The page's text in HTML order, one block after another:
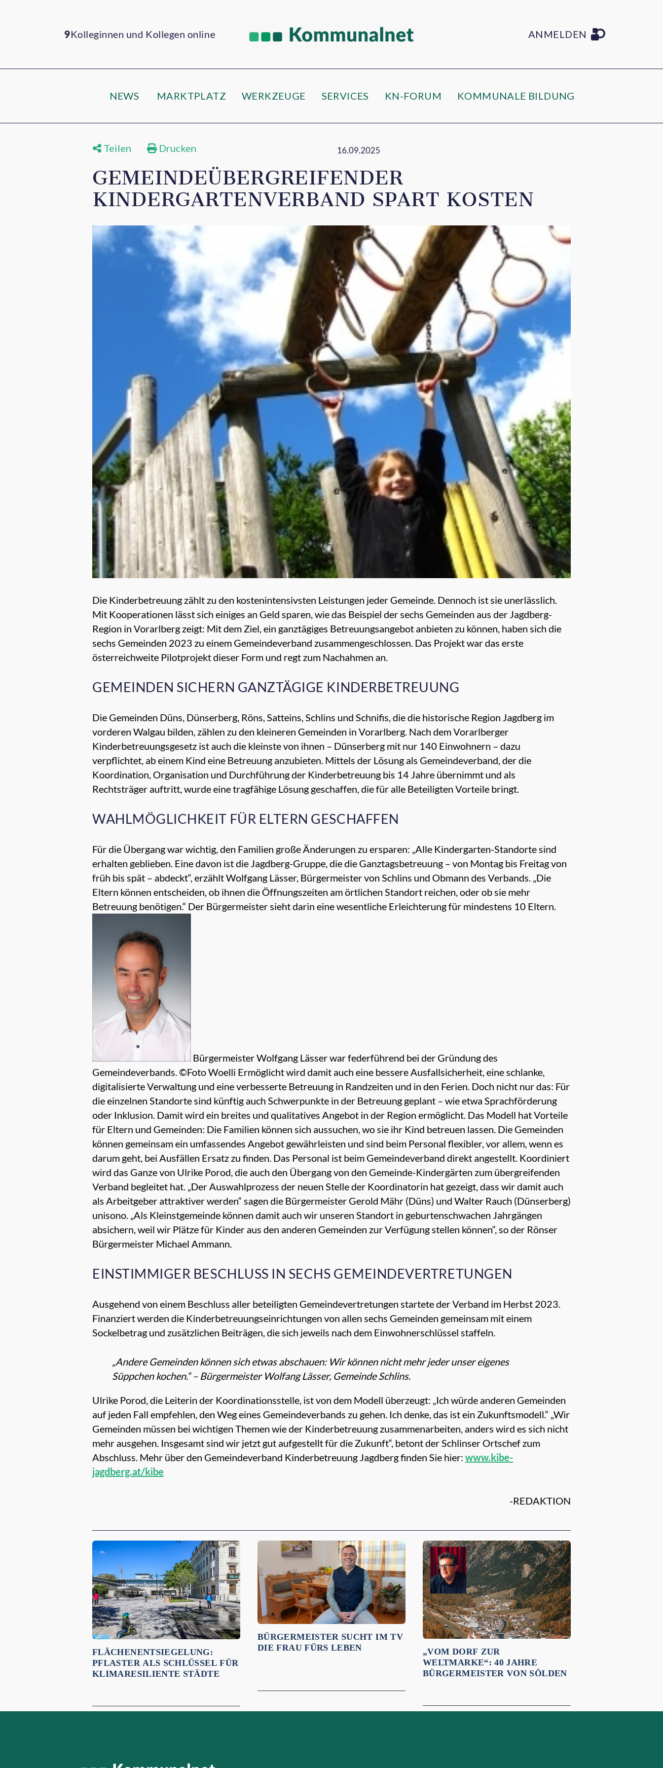
9Kolleginnen und Kollegen online ANMELDEN
NEWS MARKTPLATZ WERKZEUGE SERVICES KN-FORUM KOMMUNALE BILDUNG
Teilen Drucken 16.09.2025
GEMEINDEÜBERGREIFENDER
KINDERGARTENVERBAND SPART KOSTEN
Die Kinderbetreuung zählt zu den kostenintensivsten Leistungen jeder Gemeinde. Dennoch ist sie unerlässlich.
Mit Kooperationen lässt sich einiges an Geld sparen, wie das Beispiel der sechs Gemeinden aus der Jagdberg-
Region in Vorarlberg zeigt: Mit dem Ziel, ein ganztägiges Betreuungsangebot anbieten zu können, haben sich die
sechs Gemeinden 2023 zu einem Gemeindeverband zusammengeschlossen. Das Projekt war das erste
österreichweite Pilotprojekt dieser Form und regt zum Nachahmen an.
GEMEINDEN SICHERN GANZTÄGIGE KINDERBETREUUNG
Die Gemeinden Düns, Dünserberg, Röns, Satteins, Schlins und Schnifis, die die historische Region Jagdberg im
vorderen Walgau bilden, zählen zu den kleineren Gemeinden in Vorarlberg. Nach dem Vorarlberger
Kinderbetreuungsgesetz ist auch die kleinste von ihnen – Dünserberg mit nur 140 Einwohnern – dazu
verpflichtet, ab einem Kind eine Betreuung anzubieten. Mittels der Lösung als Gemeindeverband, der die
Koordination, Organisation und Durchführung der Kinderbetreuung bis 14 Jahre übernimmt und als
Rechtsträger auftritt, wurde eine tragfähige Lösung geschaffen, die für alle Beteiligten Vorteile bringt.
WAHLMÖGLICHKEIT FÜR ELTERN GESCHAFFEN
Für die Übergang war wichtig, den Familien große Änderungen zu ersparen: „Alle Kindergarten-Standorte sind
erhalten geblieben. Eine davon ist die Jagdberg-Gruppe, die die Ganztagsbetreuung – von Montag bis Freitag von
früh bis spät – abdeckt“, erzählt Wolfgang Lässer, Bürgermeister von Schlins und Obmann des Verbands. „Die
Eltern können entscheiden, ob ihnen die Öffnungszeiten am örtlichen Standort reichen, oder ob sie mehr
Betreuung benötigen.“ Der Bürgermeister sieht darin eine wesentliche Erleichterung für mindestens 10 Eltern.
Bürgermeister Wolfgang Lässer war federführend bei der Gründung des
Gemeindeverbands. ©Foto Woelli Ermöglicht wird damit auch eine bessere Ausfallsicherheit, eine schlanke,
digitalisierte Verwaltung und eine verbesserte Betreuung in Randzeiten und in den Ferien. Doch nicht nur das: Für
die einzelnen Standorte sind künftig auch Schwerpunkte in der Betreuung geplant – wie etwa Sprachförderung
oder Inklusion. Damit wird ein breites und qualitatives Angebot in der Region ermöglicht. Das Modell hat Vorteile
für Eltern und Gemeinden: Die Familien können sich aussuchen, wo sie ihr Kind betreuen lassen. Die Gemeinden
können gemeinsam ein umfassendes Angebot gewährleisten und sind beim Personal flexibler, vor allem, wenn es
darum geht, bei Ausfällen Ersatz zu finden. Das Personal ist beim Gemeindeverband direkt angestellt. Koordiniert
wird das Ganze von Ulrike Porod, die auch den Übergang von den Gemeinde-Kindergärten zum übergreifenden
Verband begleitet hat. „Der Auswahlprozess der neuen Stelle der Koordinatorin hat gezeigt, dass wir damit auch
als Arbeitgeber attraktiver werden“ sagen die Bürgermeister Gerold Mähr (Düns) und Walter Rauch (Dünserberg)
unisono. „Als Kleinstgemeinde können damit auch wir unseren Standort in geburtenschwachen Jahrgängen
absichern, weil wir Plätze für Kinder aus den anderen Gemeinden zur Verfügung stellen können“, so der Rönser
Bürgermeister Michael Ammann.
EINSTIMMIGER BESCHLUSS IN SECHS GEMEINDEVERTRETUNGEN
Ausgehend von einem Beschluss aller beteiligten Gemeindevertretungen startete der Verband im Herbst 2023.
Finanziert werden die Kinderbetreuungseinrichtungen von allen sechs Gemeinden gemeinsam mit einem
Sockelbetrag und zusätzlichen Beiträgen, die sich jeweils nach dem Einwohnerschlüssel staffeln.
„Andere Gemeinden können sich etwas abschauen: Wir können nicht mehr jeder unser eigenes
Süppchen kochen.“ – Bürgermeister Wolfang Lässer, Gemeinde Schlins.
Ulrike Porod, die Leiterin der Koordinationsstelle, ist von dem Modell überzeugt: „Ich würde anderen Gemeinden
auf jeden Fall empfehlen, den Weg eines Gemeindeverbands zu gehen. Ich denke, das ist ein Zukunftsmodell.“ „Wir
Gemeinden müssen bei wichtigen Themen wie der Kinderbetreuung zusammenarbeiten, anders wird es sich nicht
mehr ausgehen. Insgesamt sind wir jetzt gut aufgestellt für die Zukunft“, betont der Schlinser Ortschef zum
Abschluss. Mehr über den Gemeindeverband Kinderbetreuung Jagdberg finden Sie hier: www.kibe-
jagdberg.at/kibe
-REDAKTION
Empfehlungen für dich:
FLÄCHENENTSIEGELUNG:
PFLASTER ALS SCHLÜSSEL FÜR
KLIMARESILIENTE STÄDTE
BÜRGERMEISTER SUCHT IM TV
DIE FRAU FÜRS LEBEN
„VOM DORF ZUR
WELTMARKE“: 40 JAHRE
BÜRGERMEISTER VON SÖLDEN